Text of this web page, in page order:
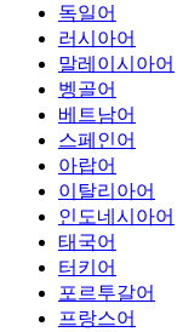
독일어
러시아어
말레이시아어
벵골어
베트남어
스페인어
아랍어
이탈리아어
인도네시아어
태국어
터키어
포르투갈어
프랑스어